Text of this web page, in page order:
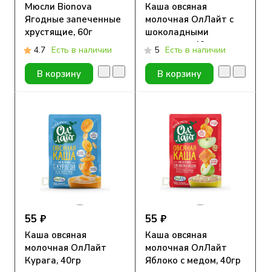
Мюсли Bionova
Ягодные запеченные
хрустящие, 60г
4.7 Есть в наличии
В корзину
Каша овсяная
молочная ОлЛайт с
шоколадными
кусочками 40г
5 Есть в наличии
В корзину
55 ₽
Каша овсяная
молочная ОлЛайт
Курага, 40гр
55 ₽
Каша овсяная
молочная ОлЛайт
Яблоко с медом, 40гр